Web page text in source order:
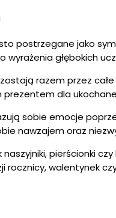
postrzegane jako
głębokich
razem przez
dla
sobie emocje
nawzajem oraz
pierścionki
walentynek